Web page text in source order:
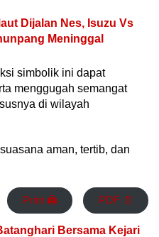
Dijalan Nes, Isuzu Vs
Meninggal
simbolik ini dapat
menggugah semangat
di wilayah
aman, tertib, dan
Print 🖨 PDF 📄
Bersama Kejari